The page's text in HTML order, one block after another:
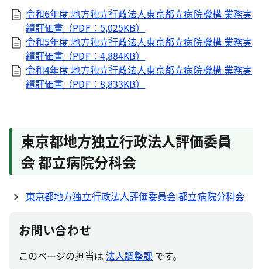
令和6年度 地方独立行政法人東京都立病院機構 業務実
績評価書（PDF：5,025KB）
令和5年度 地方独立行政法人東京都立病院機構 業務実
績評価書（PDF：4,884KB）
令和4年度 地方独立行政法人東京都立病院機構 業務実
績評価書（PDF：8,833KB）
東京都地方独立行政法人評価委員
会 都立病院分科会
東京都地方独立行政法人評価委員会 都立病院分科会
お問い合わせ
このページの担当は 法人調整課 です。